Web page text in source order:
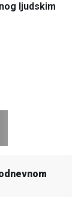
ljudskim